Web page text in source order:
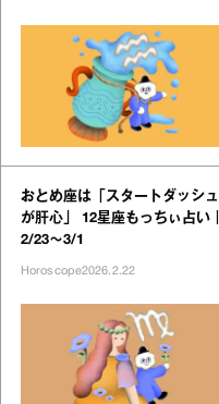
おとめ座は「スタートダッシュ
が肝心」 12星座もっちぃ占い｜
2/23～3/1
Horoscope2026.2.22